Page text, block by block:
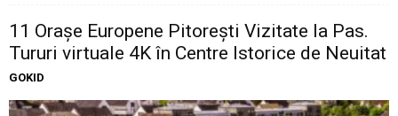
11 Oraşe Europene Pitoreşti Vizitate la Pas.
Tururi virtuale 4K în Centre Istorice de Neuitat
GOKID